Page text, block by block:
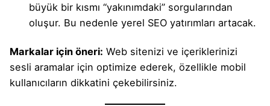
büyük bir kısmı “yakınımdaki” sorgularından
oluşur. Bu nedenle yerel SEO yatırımları artacak.
Markalar için öneri: Web sitenizi ve içeriklerinizi
sesli aramalar için optimize ederek, özellikle mobil
kullanıcıların dikkatini çekebilirsiniz.